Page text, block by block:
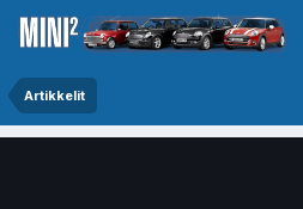
Artikkelit